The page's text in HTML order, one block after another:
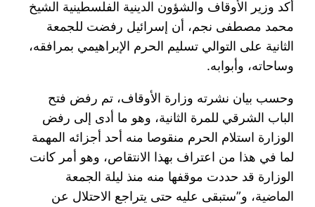
أكد وزير الأوقاف والشؤون الدينية الفلسطينية الشيخ
محمد مصطفى نجم، أن إسرائيل رفضت للجمعة
الثانية على التوالي تسليم الحرم الإبراهيمي بمرافقه،
وساحاته، وأبوابه.
وحسب بيان نشرته وزارة الأوقاف، تم رفض فتح
الباب الشرقي للمرة الثانية، وهو ما أدى إلى رفض
الوزارة استلام الحرم منقوصا منه أحد أجزائه المهمة
لما في هذا من اعتراف بهذا الانتقاص، وهو أمر كانت
الوزارة قد حددت موقفها منه منذ ليلة الجمعة
الماضية، و”ستبقى عليه حتى يتراجع الاحتلال عن